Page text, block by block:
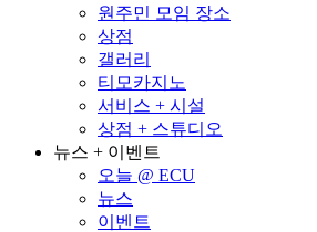
원주민 모임 장소
상점
갤러리
티모카지노
서비스 + 시설
상점 + 스튜디오
뉴스 + 이벤트
오늘 @ ECU
뉴스
이벤트